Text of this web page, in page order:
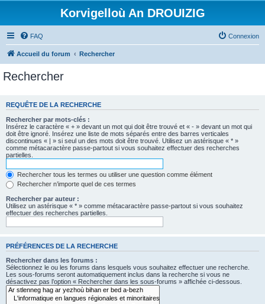
Korvigelloù An DROUIZIG
FAQ Connexion
Accueil du forum Rechercher
Rechercher
REQUÊTE DE LA RECHERCHE
Rechercher par mots-clés :
Insérez le caractère « + » devant un mot qui doit être trouvé et « - » devant un mot qui
doit être ignoré. Insérez une liste de mots séparés entre des barres verticales
discontinues « | » si seul un des mots doit être trouvé. Utilisez un astérisque « * »
comme métacaractère passe-partout si vous souhaitez effectuer des recherches
partielles.
Rechercher tous les termes ou utiliser une question comme élément
Rechercher n’importe quel de ces termes
Rechercher par auteur :
Utilisez un astérisque « * » comme métacaractère passe-partout si vous souhaitez
effectuer des recherches partielles.
PRÉFÉRENCES DE LA RECHERCHE
Rechercher dans les forums :
Sélectionnez le ou les forums dans lesquels vous souhaitez effectuer une recherche.
Les sous-forums seront automatiquement inclus dans la recherche si vous ne
désactivez pas l’option « Rechercher dans les sous-forums » affichée ci-dessous.